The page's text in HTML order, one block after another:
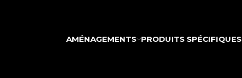
AMÉNAGEMENTS PRODUITS SPÉCIFIQUES